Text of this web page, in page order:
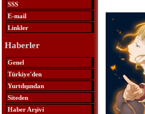
SSS
E-mail
Linkler
Haberler
Genel
Türkiye'den
Yurtdışından
Siteden
Haber Arşivi